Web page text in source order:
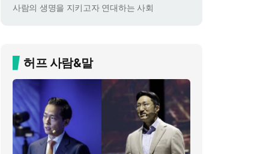
사람의 생명을 지키고자 연대하는 사회
허프 사람&말